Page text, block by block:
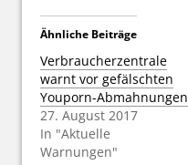
Ähnliche Beiträge
Verbraucherzentrale
warnt vor gefälschten
Youporn-Abmahnungen
27. August 2017
In "Aktuelle
Warnungen"